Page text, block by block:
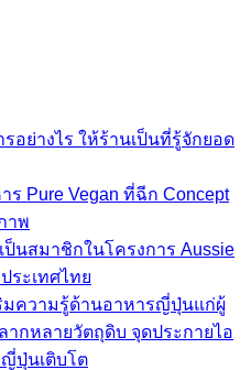
อย่างไร ให้ร้านเป็นที่รู้จักยอด
ร Pure Vegan ที่ฉีก Concept
าพ
เป็นสมาชิกในโครงการ Aussie
ระเทศไทย
มความรู้ด้านอาหารญี่ปุ่นแก่ผู้
กหลายวัตถุดิบ จุดประกายไอ
ปุ่นเติบโต